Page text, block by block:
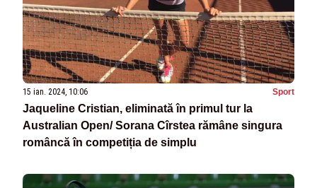
15 ian. 2024, 10:06 Sport
Jaqueline Cristian, eliminată în primul tur la
Australian Open/ Sorana Cîrstea rămâne singura
româncă în competiția de simplu